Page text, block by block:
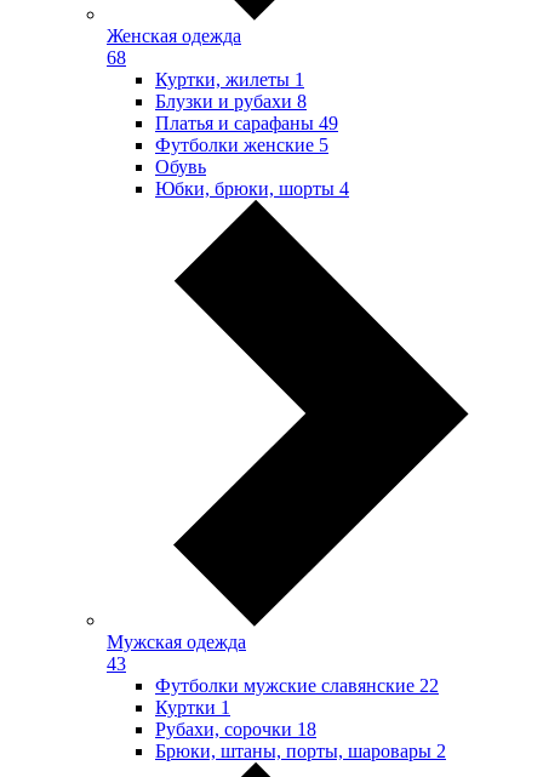
Женская одежда
68
Куртки, жилеты 1
Блузки и рубахи 8
Платья и сарафаны 49
Футболки женские 5
Обувь
Юбки, брюки, шорты 4
Мужская одежда
43
Футболки мужские славянские 22
Куртки 1
Рубахи, сорочки 18
Брюки, штаны, порты, шаровары 2